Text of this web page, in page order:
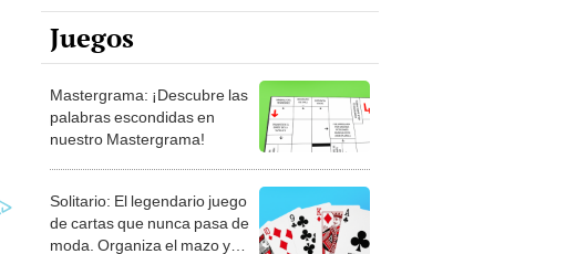
Juegos
Mastergrama: ¡Descubre las
palabras escondidas en
nuestro Mastergrama!
Solitario: El legendario juego
de cartas que nunca pasa de
moda. Organiza el mazo y